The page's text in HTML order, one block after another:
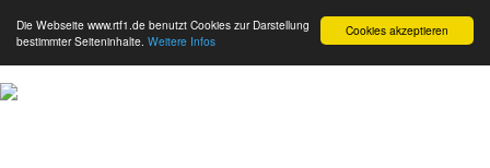
Cookies akzeptieren
Die Webseite www.rtf1.de benutzt Cookies zur Darstellung
bestimmter Seiteninhalte. Weitere Infos